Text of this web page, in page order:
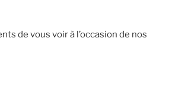
de vous voir à l’occasion de nos